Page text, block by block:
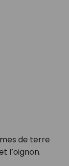
de terre
l’oignon.